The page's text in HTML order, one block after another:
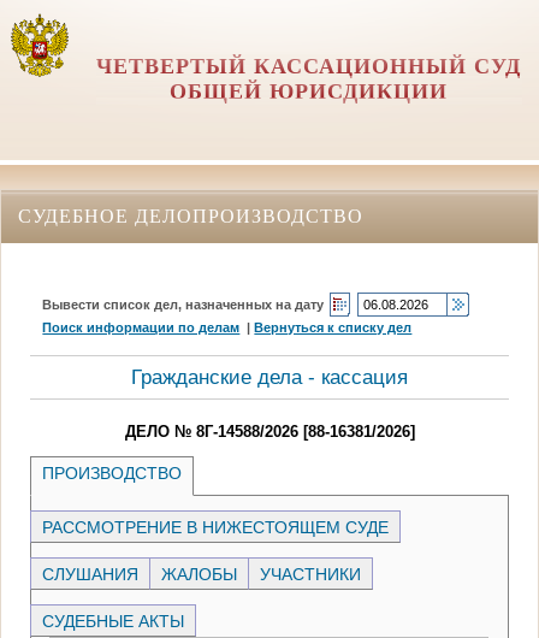
ЧЕТВЕРТЫЙ КАССАЦИОННЫЙ СУД
ОБЩЕЙ ЮРИСДИКЦИИ
СУДЕБНОЕ ДЕЛОПРОИЗВОДСТВО
Вывести список дел, назначенных на дату
Поиск информации по делам |Вернуться к списку дел
Гражданские дела - кассация
ДЕЛО № 8Г-14588/2026 [88-16381/2026]
ПРОИЗВОДСТВО
РАССМОТРЕНИЕ В НИЖЕСТОЯЩЕМ СУДЕ
СЛУШАНИЯ ЖАЛОБЫ УЧАСТНИКИ
СУДЕБНЫЕ АКТЫ